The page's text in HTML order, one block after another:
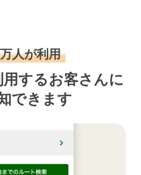
人が利用
するお客さんに
できます